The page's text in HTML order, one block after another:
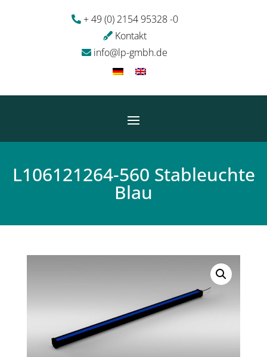
+ 49 (0) 2154 95328 -0
Kontakt
info@lp-gmbh.de
L106121264-560 Stableuchte
Blau